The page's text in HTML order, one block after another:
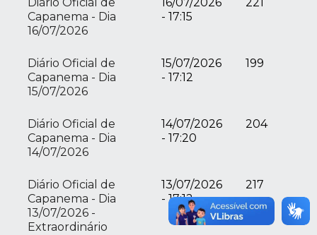
Capanema - Dia
16/07/2026
- 17:15
Diário Oficial de
Capanema - Dia
15/07/2026
15/07/2026
- 17:12
199
Diário Oficial de
Capanema - Dia
14/07/2026
14/07/2026
- 17:20
204
Diário Oficial de
Capanema - Dia
13/07/2026 -
Extraordinário
13/07/2026
- 17:12
217